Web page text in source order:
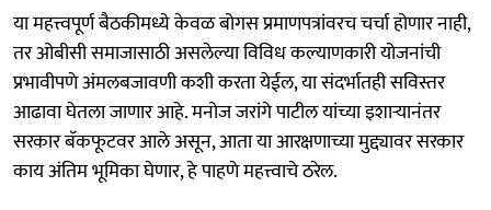
या महत्त्वपूर्ण बैठकीमध्ये केवळ बोगस प्रमाणपत्रांवरच चर्चा होणार नाही,
तर ओबीसी समाजासाठी असलेल्या विविध कल्याणकारी योजनांची
प्रभावीपणे अंमलबजावणी कशी करता येईल, या संदर्भातही सविस्तर
आढावा घेतला जाणार आहे. मनोज जरांगे पाटील यांच्या इशाऱ्यानंतर
सरकार बॅकफूटवर आले असून, आता या आरक्षणाच्या मुद्द्यावर सरकार
काय अंतिम भूमिका घेणार, हे पाहणे महत्त्वाचे ठरेल.